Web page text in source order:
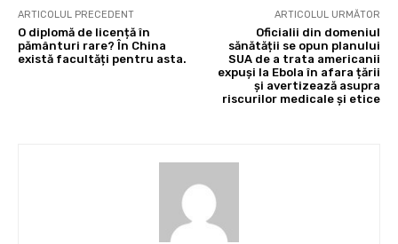
ARTICOLUL PRECEDENT
O diplomă de licență în
pământuri rare? În China
există facultăți pentru asta.
ARTICOLUL URMĂTOR
Oficialii din domeniul
sănătății se opun planului
SUA de a trata americanii
expuși la Ebola în afara țării
și avertizează asupra
riscurilor medicale și etice